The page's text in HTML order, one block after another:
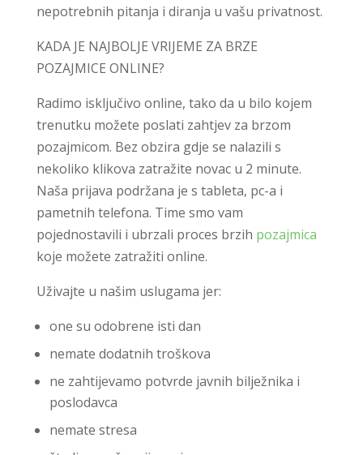
nepotrebnih pitanja i diranja u vašu privatnost.
KADA JE NAJBOLJE VRIJEME ZA BRZE
POZAJMICE ONLINE?
Radimo isključivo online, tako da u bilo kojem
trenutku možete poslati zahtjev za brzom
pozajmicom. Bez obzira gdje se nalazili s
nekoliko klikova zatražite novac u 2 minute.
Naša prijava podržana je s tableta, pc-a i
pametnih telefona. Time smo vam
pojednostavili i ubrzali proces brzih pozajmica
koje možete zatražiti online.
Uživajte u našim uslugama jer:
one su odobrene isti dan
nemate dodatnih troškova
ne zahtijevamo potvrde javnih bilježnika i
poslodavca
nemate stresa